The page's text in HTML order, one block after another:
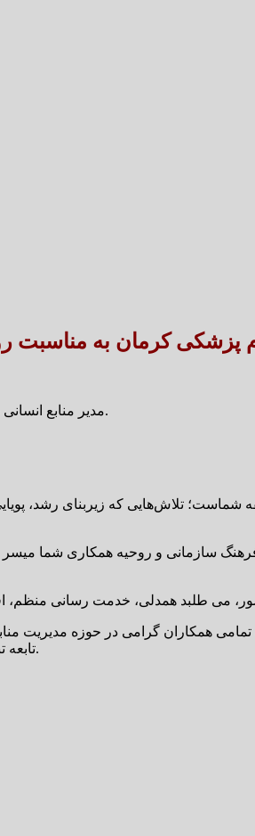
تعارض قوانین؛ مانع پنهان
طنین شعر
پزشکی کرمان به
مدیر منابع انسانی دانشگاه طی پیامی، فرارسیدن ۲۵ فروردین‌ماه، «روز ملی منابع انسانی» را گرامیداشت.
تلاش‌هایی که زیربنای رشد،
سازمانی و روحیه همکاری شما میسر
انسانی» را به تمامی همکاران گرامی در
تابعه تبریک عرض می‌کنم و از زحمات خالصانه و بی‌دریغ همه ی شما صمیمانه قدردانی می‌کنم.